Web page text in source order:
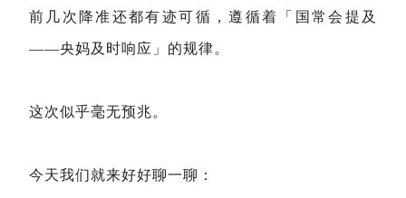
前几次降准还都有迹可循，遵循着「国常会提及
——央妈及时响应」的规律。
这次似乎毫无预兆。
今天我们就来好好聊一聊：